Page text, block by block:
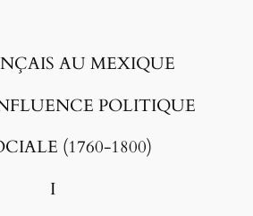
AU MEXIQUE
POLITIQUE
(1760-1800)
I